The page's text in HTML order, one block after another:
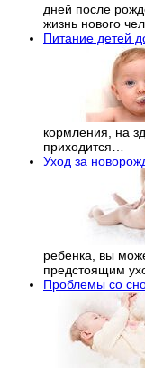
дней после
жизнь нового
Питание детей
кормления, на
приходится…
Уход за
ребенка, вы
предстоящим
Проблемы со